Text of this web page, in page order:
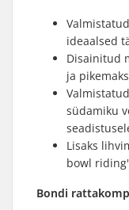
ideaalsed
Disainitud
ja
südamiku
Lisaks
bowl
Bondi